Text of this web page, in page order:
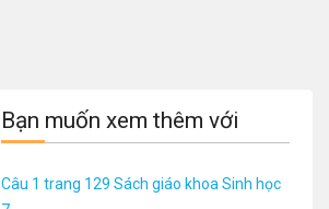
Bạn muốn xem thêm với
Câu 1 trang 129 Sách giáo khoa Sinh học